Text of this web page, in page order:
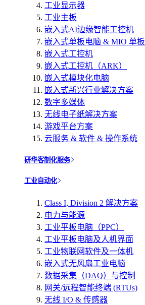
工业显示器
工业主板
嵌入式AI边缘智能工控机
嵌入式单板电脑 & MIO 单板
嵌入式工控机
嵌入式工控机（ARK）
嵌入式模块化电脑
嵌入式新兴行业解决方案
数字多媒体
无线电子纸解决方案
游戏平台方案
云服务 & 软件 & 操作系统
研华客制化服务
工业自动化
Class I, Division 2 解决方案
电力与能源
工业平板电脑（PPC）
工业平板电脑及人机界面
工业物联网软件及一体机
嵌入式无风扇工业电脑
数据采集（DAQ）与控制
网关/远程智能终端 (RTUs)
无线 I/O & 传感器